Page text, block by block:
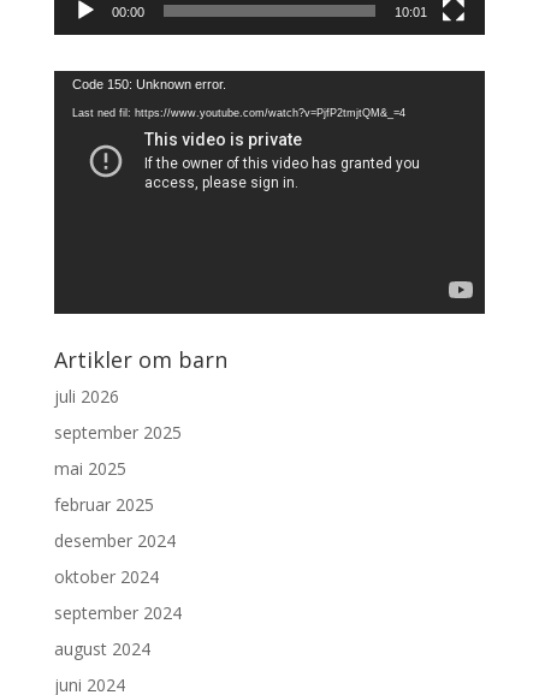
00:00 10:01
Videoavspiller
Code 150: Unknown error.
Last ned fil: https://www.youtube.com/watch?v=PjfP2tmjtQM&_=4
Artikler om barn
juli 2026
september 2025
mai 2025
februar 2025
desember 2024
oktober 2024
september 2024
august 2024
juni 2024